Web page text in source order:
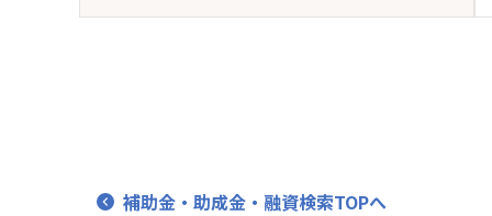
補助金・助成金・融資検索TOPへ